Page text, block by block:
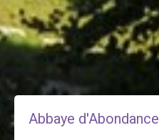
Abbaye d'Abondance